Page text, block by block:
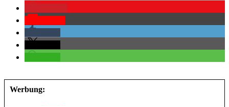
Werbung: